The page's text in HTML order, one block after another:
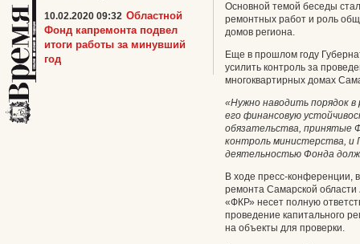
Основной темой беседы
ремонтных работ и роль
домов региона.
Еще в прошлом году
усилить контроль за
многоквартирных домах
«Нужно наводить порядок
его финансовую
обязательства, принятые
контроль министерства, и
деятельностью Фонда
В ходе пресс-конференции,
ремонта Самарской области
«ФКР» несет полную
проведение капитального
на объекты для проверки.
10.02.2020 09:32 Областной
Фонд капремонта подвел
итоги работы за минувший
год